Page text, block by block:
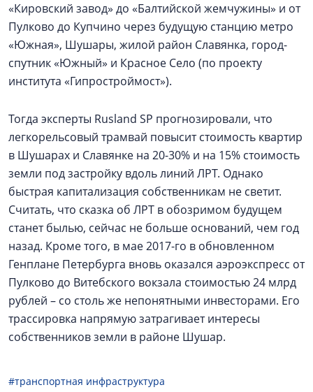
«Кировский завод» до «Балтийской жемчужины» и от
Пулково до Купчино через будущую станцию метро
«Южная», Шушары, жилой район Славянка, город-
спутник «Южный» и Красное Село (по проекту
института «Гипростроймост»).
Тогда эксперты Rusland SP прогнозировали, что
легкорельсовый трамвай повысит стоимость квартир
в Шушарах и Славянке на 20-30% и на 15% стоимость
земли под застройку вдоль линий ЛРТ. Однако
быстрая капитализация собственникам не светит.
Считать, что сказка об ЛРТ в обозримом будущем
станет былью, сейчас не больше оснований, чем год
назад. Кроме того, в мае 2017-го в обновленном
Генплане Петербурга вновь оказался аэроэкспресс от
Пулково до Витебского вокзала стоимостью 24 млрд
рублей – со столь же непонятными инвесторами. Его
трассировка напрямую затрагивает интересы
собственников земли в районе Шушар.
#транспортная инфраструктура